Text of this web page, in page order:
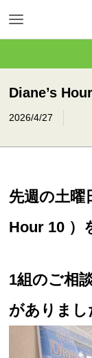
Diane’s
2026/4/27
先週の土曜
Hour 10 ）
1組のご相
がありまし